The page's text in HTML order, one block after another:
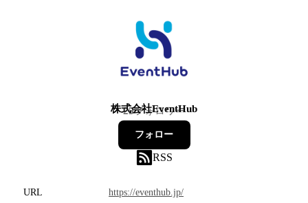
株式会社EventHub
25フォロワー
フォロー
RSS
URL
https://eventhub.jp/